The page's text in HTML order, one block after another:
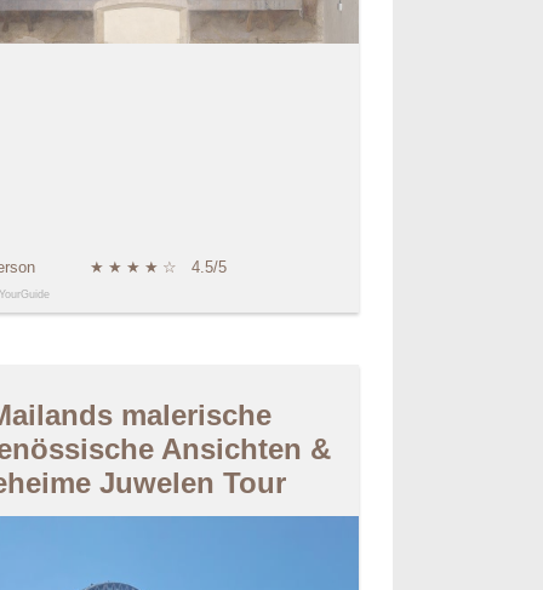
★ ★ ★ ★ ☆ 4.5/5
malerische
Ansichten &
Juwelen Tour